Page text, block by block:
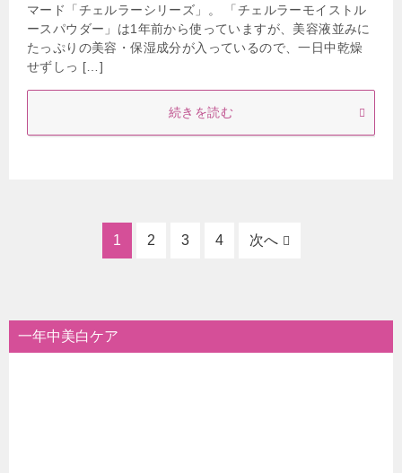
マード「チェルラーシリーズ」。 「チェルラーモイストル
ースパウダー」は1年前から使っていますが、美容液並みに
たっぷりの美容・保湿成分が入っているので、一日中乾燥
せずしっ […]
続きを読む
1 2 3 4 次へ
一年中美白ケア